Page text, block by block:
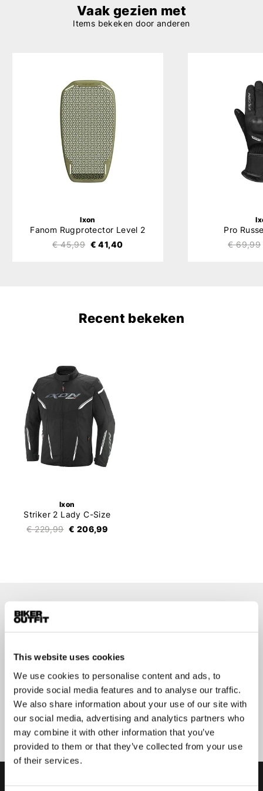
This website uses cookies
We use cookies to personalise content and ads, to
provide social media features and to analyse our traffic.
We also share information about your use of our site with
our social media, advertising and analytics partners who
may combine it with other information that you’ve
provided to them or that they’ve collected from your use
of their services.
Vaak gezien met
Items bekeken door anderen
Ixon
Fanom Rugprotector Level 2
€ 45,99 € 41,40
Pro
€ 69,99
Recent bekeken
Ixon
Striker 2 Lady C-Size
€ 229,99 € 206,99
Aanmelden